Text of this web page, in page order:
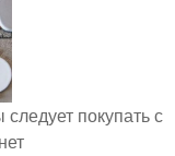
покупать с